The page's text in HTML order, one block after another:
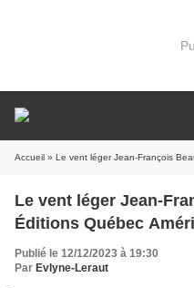
Accueil » Le vent léger Jean-François
Le vent léger Jean-
Éditions Québec
Publié le 12/12/2023 à 19:30
Par Evlyne-Leraut